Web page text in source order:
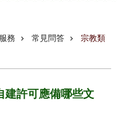
務 常見問答 宗教類
建許可應備哪些文